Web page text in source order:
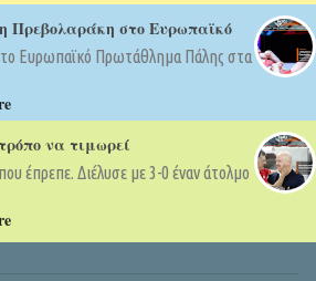
Πρεβολαράκη στο Ευρωπαϊκό
Ευρωπαϊκό Πρωτάθλημα Πάλης στα
να τιμωρεί
έπρεπε. Διέλυσε με 3-0 έναν άτολμο